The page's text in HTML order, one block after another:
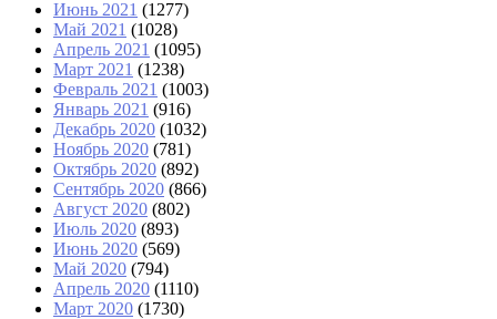
Июнь 2021 (1277)
Май 2021 (1028)
Апрель 2021 (1095)
Март 2021 (1238)
Февраль 2021 (1003)
Январь 2021 (916)
Декабрь 2020 (1032)
Ноябрь 2020 (781)
Октябрь 2020 (892)
Сентябрь 2020 (866)
Август 2020 (802)
Июль 2020 (893)
Июнь 2020 (569)
Май 2020 (794)
Апрель 2020 (1110)
Март 2020 (1730)